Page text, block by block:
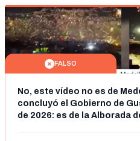
FALSO
No, este vídeo no es de
concluyó el Gobierno de
de 2026: es de la Alborada